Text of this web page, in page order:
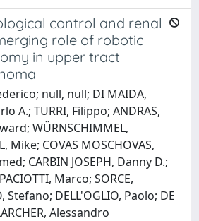
control and renal
role of robotic
in upper tract
null, null; DI MAIDA,
A.; TURRI, Filippo; ANDRAS,
WÜRNSCHIMMEL,
Mike; COVAS MOSCHOVAS,
CARBIN JOSEPH, Danny D.;
Marco; SORCE,
Stefano; DELL'OGLIO, Paolo; DE
Alessandro